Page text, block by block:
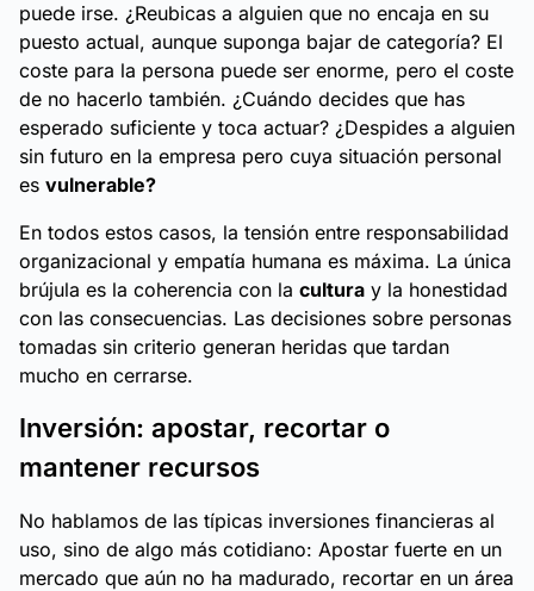
puede irse. ¿Reubicas a alguien que no encaja en su
puesto actual, aunque suponga bajar de categoría? El
coste para la persona puede ser enorme, pero el coste
de no hacerlo también. ¿Cuándo decides que has
esperado suficiente y toca actuar? ¿Despides a alguien
sin futuro en la empresa pero cuya situación personal
es vulnerable?
En todos estos casos, la tensión entre responsabilidad
organizacional y empatía humana es máxima. La única
brújula es la coherencia con la cultura y la honestidad
con las consecuencias. Las decisiones sobre personas
tomadas sin criterio generan heridas que tardan
mucho en cerrarse.
Inversión: apostar, recortar o
mantener recursos
No hablamos de las típicas inversiones financieras al
uso, sino de algo más cotidiano: Apostar fuerte en un
mercado que aún no ha madurado, recortar en un área